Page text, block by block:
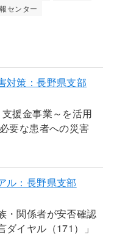
センター
対策：長野県支部
援金事業～を活用
要な患者への災害
ル：長野県支部
・関係者が安否確認
イヤル（171）」